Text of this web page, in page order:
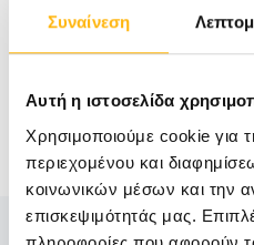
Συναίνεση
Αυτή η ιστοσελίδα
Χρησιμοποιούμε cookie για
περιεχομένου και
κοινωνικών μέσων και την
επισκεψιμότητάς μας.